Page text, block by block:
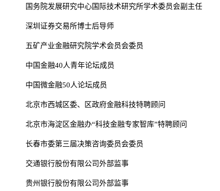
国务院发展研究中心国际技术研究所学术委员会副主任
深圳证券交易所博士后导师
五矿产业金融研究院学术会员会委员
中国金融40人青年论坛成员
中国微金融50人论坛成员
北京市西城区委、区政府金融科技特聘顾问
北京市海淀区金融办“科技金融专家智库”特聘顾问
长春市委第三届决策咨询委员会委员
交通银行股份有限公司外部监事
贵州银行股份有限公司外部监事